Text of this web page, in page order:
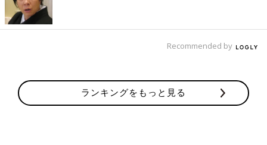
Recommended by
ランキングをもっと見る